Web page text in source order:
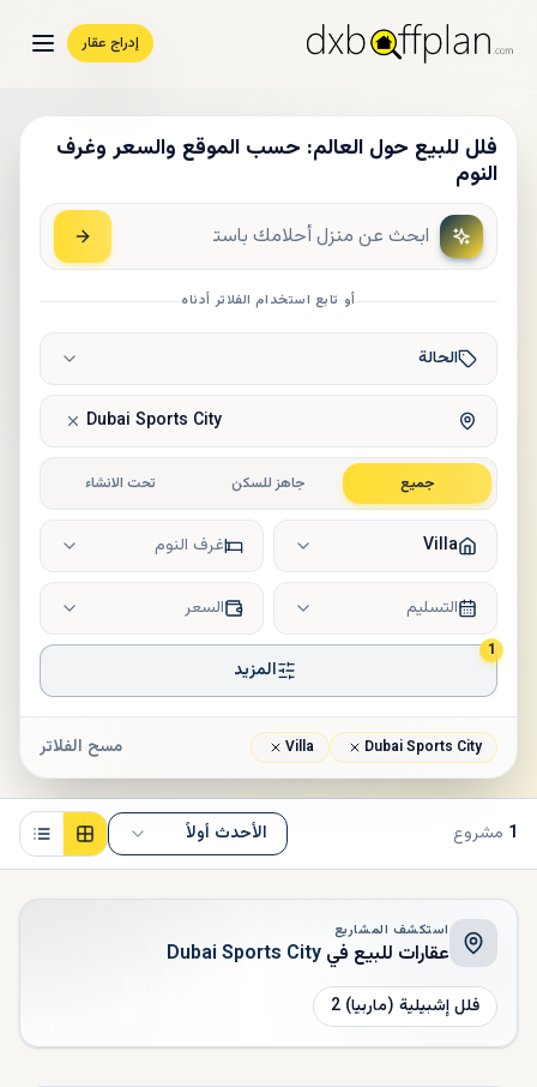
إدراج عقار
فلل للبيع حول العالم: حسب الموقع والسعر وغرف
النوم
أو تابع استخدام الفلاتر أدناه
الحالة
Dubai Sports City
جميع جاهز للسكن تحت الانشاء
Villa غرف النوم
التسليم السعر
المزيد
1
Dubai Sports City
Villa مسح الفلاتر
1 مشروع الأحدث أولاً
استكشف المشاريع
عقارات للبيع في Dubai Sports City
فلل إشبيلية (ماربيا) 2